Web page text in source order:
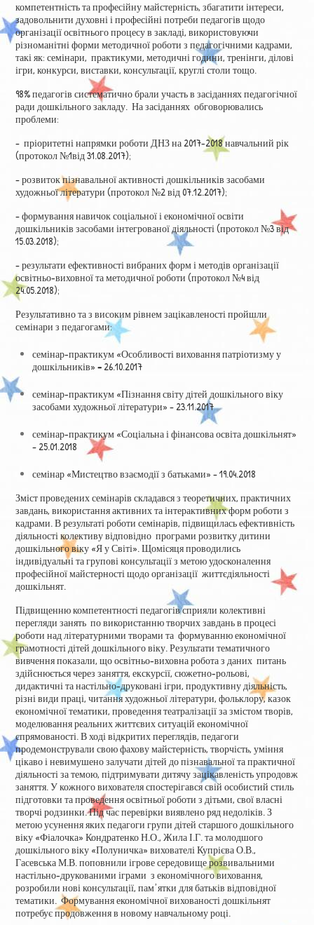
компетентність та професійну майстерність, збагатити інтереси,
задовольнити духовні і професійні потреби педагогів щодо
організації освітнього процесу в закладі, використовуючи
різноманітні форми методичної роботи з педагогічними кадрами,
такі як: семінари, практикуми, методичні години, тренінги, ділові
ігри, конкурси, виставки, консультації, круглі столи тощо.
98% педагогів систематично брали участь в засіданнях педагогічної
ради дошкільного закладу. На засіданнях обговорювались
проблеми:
– пріоритетні напрямки роботи ДНЗ на 2017-2018 навчальний рік
(протокол №1від 31.08.2017);
– розвиток пізнавальної активності дошкільників засобами
художньої літератури (протокол №2 від 07.12.2017);
– формування навичок соціальної і економічної освіти
дошкільників засобами інтегрованої діяльності (протокол №3 від
15.03.2018);
– результати ефективності вибраних форм і методів організації
освітньо-виховної та методичної роботи (протокол №4 від
24.05.2018);
Результативно та з високим рівнем зацікавленості пройшли
семінари з педагогами:
семінар-практикум «Особливості виховання патріотизму у
дошкільників» – 26.10.2017
семінар-практикум «Пізнання світу дітей дошкільного віку
засобами художньої літератури» – 23.11.2017
семінар-практикум «Соціальна і фінансова освіта дошкільнят»
– 25.01.2018
семінар «Мистецтво взаємодії з батьками» – 19.04.2018
Зміст проведених семінарів складався з теоретичних, практичних
завдань, використання активних та інтерактивних форм роботи з
кадрами. В результаті роботи семінарів, підвищилась ефективність
діяльності колективу відповідно програми розвитку дитини
дошкільного віку «Я у Світі». Щомісяця проводились
індивідуальні та групові консультації з метою удосконалення
професійної майстерності щодо організації життєдіяльності
дошкільнят.
Підвищенню компетентності педагогів сприяли колективні
перегляди занять по використанню творчих завдань в процесі
роботи над літературними творами та формуванню економічної
грамотності дітей дошкільного віку. Результати тематичного
вивчення показали, що освітньо-виховна робота з даних питань
здійснюється через заняття, екскурсії, сюжетно-рольові,
дидактичні та настільно-друковані ігри, продуктивну діяльність,
різні види праці, читання художньої літератури, фольклору, казок
економічної тематики, проведення театралізації за змістом творів,
моделювання реальних життєвих ситуацій економічної
спрямованості. В ході відкритих переглядів, педагоги
продемонстрували свою фахову майстерність, творчість, уміння
цікаво і невимушено залучати дітей до пізнавальної та практичної
діяльності за темою, підтримувати дитячу зацікавленість упродовж
заняття. У кожного вихователя спостерігався свій особистий стиль
підготовки та проведення освітньої роботи з дітьми, свої власні
творчі родзинки. Під час перевірки виявлено ряд недоліків. З
метою усунення яких педагоги групи дітей старшого дошкільного
віку «Фіалочка» Кондратенко Н.О., Жила І.Г. та молодшого
дошкільного віку «Полуничка» вихователі Купрієва О.В.,
Гасевська М.В. поповнили ігрове середовище розвивальними
настільно-друкованими іграми з економічного виховання,
розробили нові консультації, пам᾿ятки для батьків відповідної
тематики. Формування економічної вихованості дошкільнят
потребує продовження в новому навчальному році.